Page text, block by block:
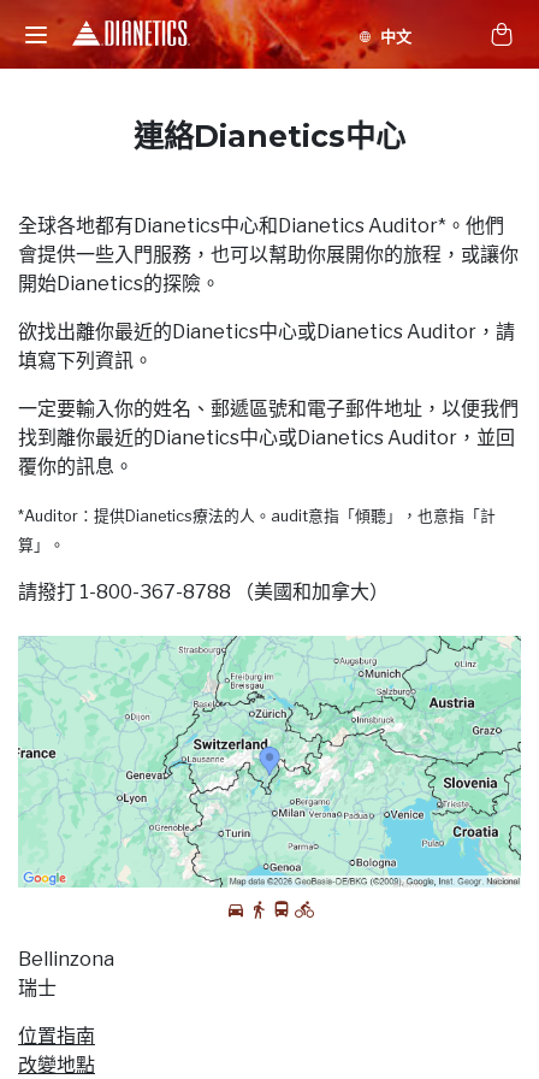
連絡Dianetics中心
全球各地都有Dianetics中心和Dianetics Auditor*。他們
會提供一些入門服務，也可以幫助你展開你的旅程，或讓你
開始Dianetics的探險。
欲找出離你最近的Dianetics中心或Dianetics Auditor，請
填寫下列資訊。
一定要輸入你的姓名、郵遞區號和電子郵件地址，以便我們
找到離你最近的Dianetics中心或Dianetics Auditor，並回
覆你的訊息。
*Auditor：提供Dianetics療法的人。audit意指「傾聽」，也意指「計
算」。
請撥打 1-800-367-8788 （美國和加拿大）
Bellinzona
瑞士
位置指南
改變地點